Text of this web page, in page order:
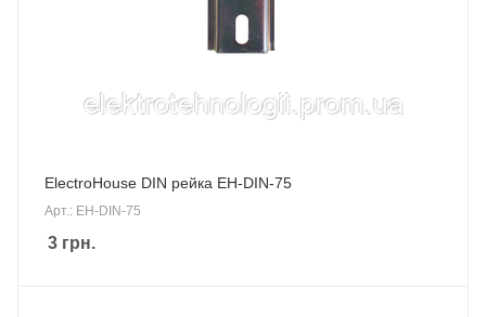
ElectroHouse DIN рейка EH-DIN-75
Арт.: EH-DIN-75
3 грн.